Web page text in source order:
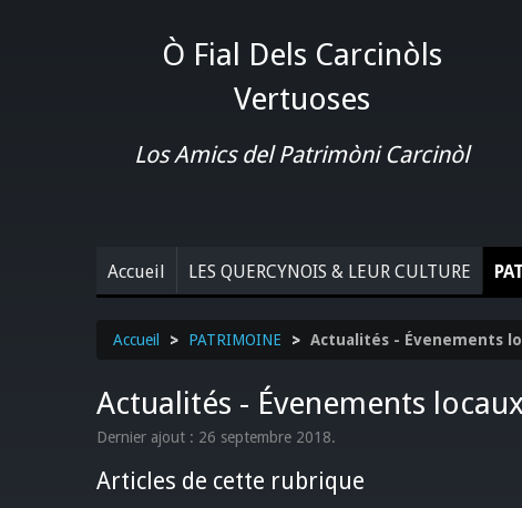
Ò Fial Dels Carcinòls
Vertuoses
Los Amics del Patrimòni Carcinòl
Accueil LES QUERCYNOIS & LEUR CULTURE
Accueil > PATRIMOINE > Actualités - Évenements
Actualités - Évenements locaux
Dernier ajout : 26 septembre 2018.
Articles de cette rubrique